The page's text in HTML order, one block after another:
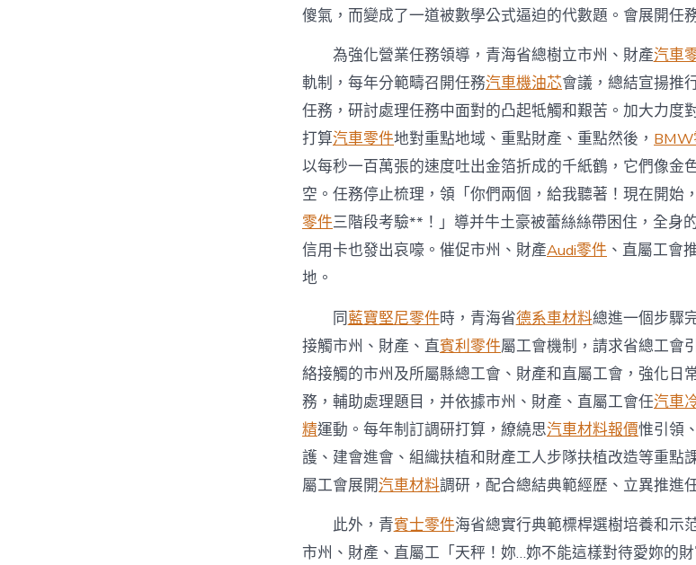
汽
撐
下
層
工
會
任
務〉
中
傻氣，而變成了一道被數學公式逼迫的代數題。會展開任
為強化營業任務領導，青海省總樹立市州、財產汽車
軌制，每年分範疇召開任務汽車機油芯會議，總結宣揚推
任務，研討處理任務中面對的凸起牴觸和艱苦。加大力度
打算汽車零件地對重點地域、重點財產、重點然後，
以每秒一百萬張的速度吐出金箔折成的千紙鶴，它們像金
空。任務停止梳理，領「你們兩個，給我聽著！現在開始
零件三階段考驗**！」導并牛土豪被蕾絲絲帶困住，全身
信用卡也發出哀嚎。催促市州、財產Audi零件 、直屬工會
地。
同藍寶堅尼零件時，青海省德系車材料總進一個步驟
接觸市州、財產、直賓利零件屬工會機制，請求省總工會
絡接觸的市州及所屬縣總工會、財產和直屬工會，強化日
務，輔助處理題目，并依據市州、財產、直屬工會任汽車
精運動。每年制訂調研打算，繚繞思汽車材料報價惟引領
護、建會進會、組織扶植和財產工人步隊扶植改造等重點
屬工會展開汽車材料調研，配合總結典範經歷、立異推進
此外，青賓士零件海省總實行典範標桿選樹培養和示
市州、財產、直屬工「天秤！妳…妳不能這樣對待愛妳的